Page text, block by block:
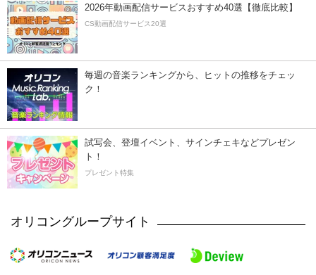
2026年動画配信サービスおすすめ40選【徹底比較】
CS動画配信サービス20選
毎週の音楽ランキングから、ヒットの推移をチェッ
ク！
試写会、登壇イベント、サインチェキなどプレゼン
ト！
プレゼント特集
オリコングループサイト